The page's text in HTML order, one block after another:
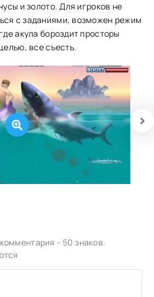
и золото. Для игроков не
с заданиями, возможен режим
акула бороздит просторы
все съесть.
- 50 знаков.